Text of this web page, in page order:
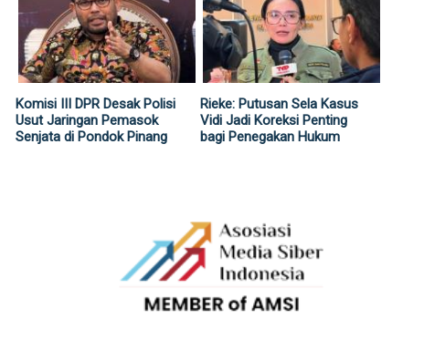
Komisi III DPR Desak Polisi
Usut Jaringan Pemasok
Senjata di Pondok Pinang
Rieke: Putusan Sela Kasus
Vidi Jadi Koreksi Penting
bagi Penegakan Hukum